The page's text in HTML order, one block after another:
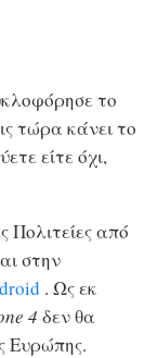
το
τώρα κάνει το
είτε όχι,
Πολιτείες από
στην
. Ως εκ
4 δεν θα
Ευρώπης.